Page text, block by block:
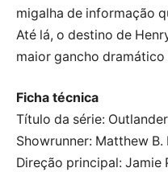
migalha de informação
Até lá, o destino de
maior gancho dramático
Ficha técnica
Título da série:
Showrunner: Matthew B.
Direção principal: Jamie